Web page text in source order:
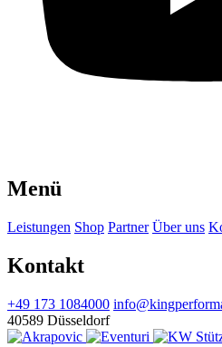
Menü
Leistungen Shop Partner Über uns
Kontakt
+49 173 1084000
40589 Düsseldorf